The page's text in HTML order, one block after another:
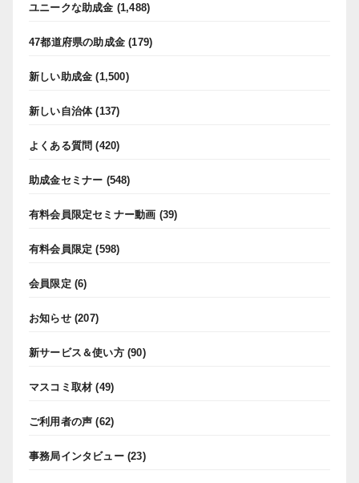
ユニークな助成金 (1,488)
47都道府県の助成金 (179)
新しい助成金 (1,500)
新しい自治体(137)
よくある質問 (420)
助成金セミナー (548)
有料会員限定セミナー動画 (39)
有料会員限定 (598)
会員限定 (6)
お知らせ(207)
新サービス＆使い方(90)
マスコミ取材 (49)
ご利用者の声 (62)
事務局インタビュー(23)